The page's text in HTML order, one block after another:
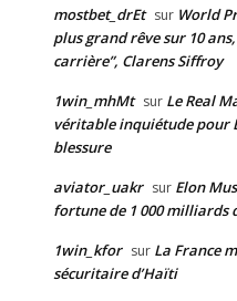
mostbet_drEt sur World
plus grand rêve sur 10
carrière”, Clarens Siffroy
1win_mhMt sur Le Real
véritable inquiétude pour
blessure
aviator_uakr sur Elon
fortune de 1 000 milliards
1win_kfor sur La France
sécuritaire d’Haïti